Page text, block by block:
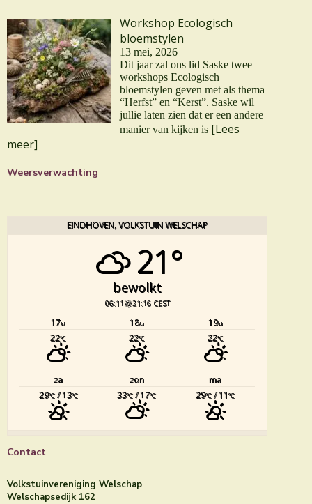
Workshop Ecologisch
bloemstylen
13 mei, 2026
Dit jaar zal ons lid Saske twee
workshops Ecologisch
bloemstylen geven met als thema
“Herfst” en “Kerst”. Saske wil
jullie laten zien dat er een andere
manier van kijken is [Lees
meer]
Weersverwachting
EINDHOVEN, VOLKSTUIN WELSCHAP
21°
bewolkt
06:11 21:16 CEST
17u 18u 19u
22°C 22°C 22°C
za zon
ma
29°C/ 13°C 33°C / 17°C 29°C / 11°C
Contact
Volkstuinvereniging Welschap
Welschapsedijk 162